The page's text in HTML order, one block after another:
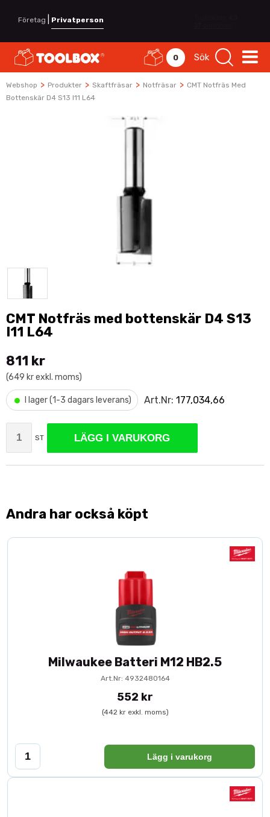
Företag Privatperson
0 Sök
Webshop > Produkter > Skaftfräsar > Notfräsar > CMT Notfräs Med
Bottenskär D4 S13 I11 L64
CMT Notfräs med bottenskär D4 S13
I11 L64
811 kr
(649 kr exkl. moms)
• I lager (1-3 dagars leverans) Art.Nr: 177,034,66
ST LÄGG I VARUKORG
Andra har också köpt
Milwaukee Batteri M12 HB2.5
Art.Nr: 4932480164
552 kr
(442 kr exkl. moms)
Lägg i varukorg